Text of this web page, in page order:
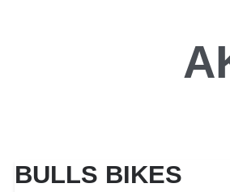
BULLS BIKES